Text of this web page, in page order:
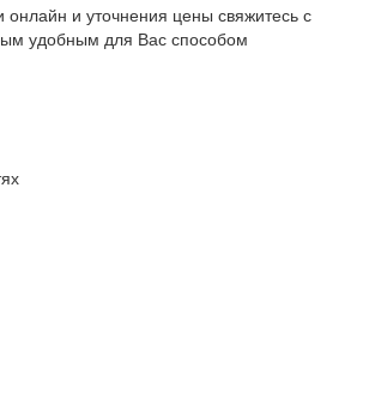
онлайн и уточнения цены свяжитесь с
удобным для Вас способом